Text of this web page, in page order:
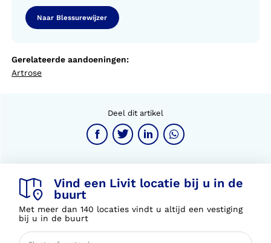
Naar Blessurewijzer
Gerelateerde aandoeningen:
Artrose
Deel dit artikel
Vind een Livit locatie bij u in de
buurt
Met meer dan 140 locaties vindt u altijd een vestiging
bij u in de buurt